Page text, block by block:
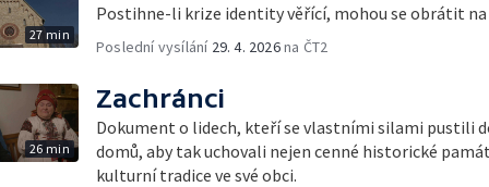
27 min
Postihne-li krize identity věřící, mohou se obrátit na
Poslední vysílání 29. 4. 2026na ČT2
26 min
Zachránci
Dokument o lidech, kteří se vlastními silami pustili
domů, aby tak uchovali nejen cenné historické
kulturní tradice ve své obci.